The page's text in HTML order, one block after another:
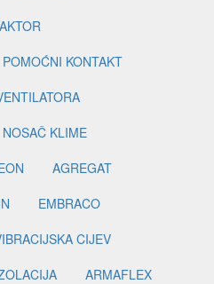
POMOĆNI KONTAKT
NOSAČ KLIME
AGREGAT
EMBRACO
CIJEV
ARMAFLEX